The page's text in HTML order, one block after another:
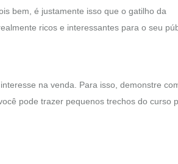
bem, é justamente isso que o gatilho da
ricos e interessantes para o seu
na venda. Para isso, demonstre
pode trazer pequenos trechos do curso